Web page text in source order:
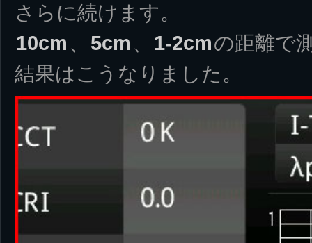
さらに続けます。
10cm 、 5cm 、 1-2cmの距離で
結果はこうなりました。